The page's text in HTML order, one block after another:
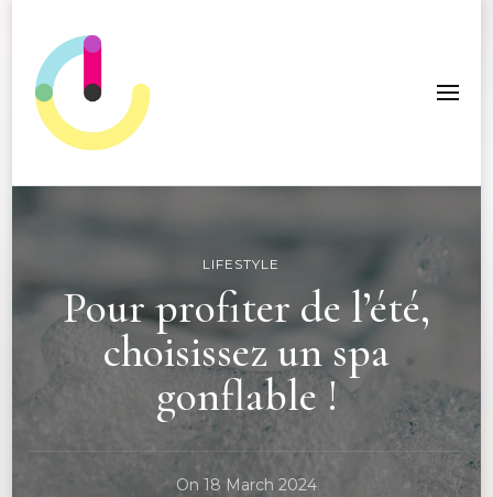
ICC Edition
LIFESTYLE
Pour profiter de l’été,
choisissez un spa
gonflable !
On 18 March 2024